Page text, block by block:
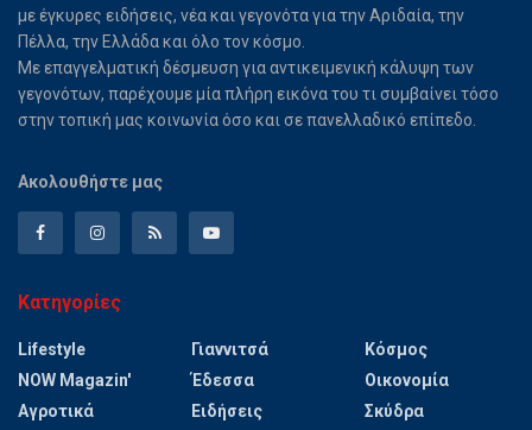
με έγκυρες ειδήσεις, νέα και γεγονότα για την Αριδαία, την
Πέλλα, την Ελλάδα και όλο τον κόσμο.
Με επαγγελματική δέσμευση για αντικειμενική κάλυψη των
γεγονότων, παρέχουμε μία πλήρη εικόνα του τι συμβαίνει τόσο
στην τοπική μας κοινωνία όσο και σε πανελλαδικό επίπεδο.
Ακολουθήστε μας
Κατηγορίες
Lifestyle
NOW Magazin'
Αγροτικά
Γιαννιτσά
Έδεσσα
Ειδήσεις
Κόσμος
Οικονομία
Σκύδρα